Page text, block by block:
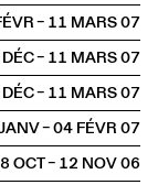
– 11 MARS2007
– 11 MARS2007
– 11 MARS2007
– 04 FÉVR2007
OCT – 12 NOV2006